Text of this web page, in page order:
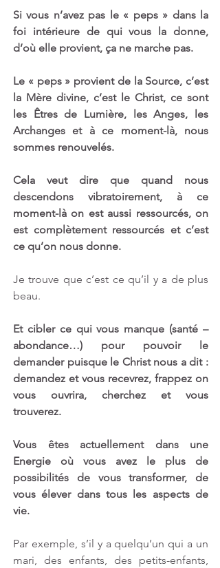
Si vous n’avez pas le « peps » dans la
foi intérieure de qui vous la donne,
d’où elle provient, ça ne marche pas.
Le « peps » provient de la Source, c’est
la Mère divine, c’est le Christ, ce sont
les Êtres de Lumière, les Anges, les
Archanges et à ce moment-là, nous
sommes renouvelés.
Cela veut dire que quand nous
descendons vibratoirement, à ce
moment-là on est aussi ressourcés, on
est complètement ressourcés et c’est
ce qu’on nous donne.
Je trouve que c’est ce qu’il y a de plus
beau.
Et cibler ce qui vous manque (santé –
abondance…) pour pouvoir le
demander puisque le Christ nous a dit :
demandez et vous recevrez, frappez on
vous ouvrira, cherchez et vous
trouverez.
Vous êtes actuellement dans une
Energie où vous avez le plus de
possibilités de vous transformer, de
vous élever dans tous les aspects de
vie.
Par exemple, s’il y a quelqu’un qui a un
mari, des enfants, des petits-enfants,